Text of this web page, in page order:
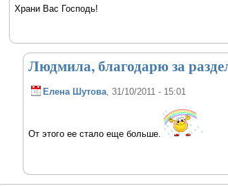
Храни Вас Господь!
Людмила, благодарю за
Елена Шутова, 31/10/2011 - 15:01
От этого ее стало еще больше.